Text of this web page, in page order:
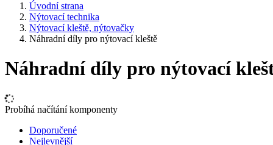
Úvodní strana
Nýtovací technika
Nýtovací kleště, nýtovačky
Náhradní díly pro nýtovací kleště
Náhradní díly pro nýtovací
Probíhá načítání komponenty
Doporučené
Nejlevnější